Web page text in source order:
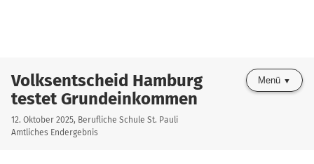
Volksentscheid Hamburg
testet Grundeinkommen
12. Oktober 2025, Berufliche Schule St. Pauli
Amtliches Endergebnis
Menü